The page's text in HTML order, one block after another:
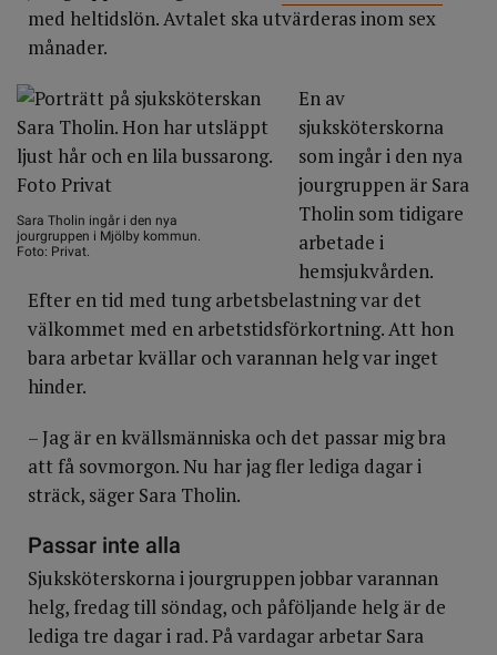
med heltidslön. Avtalet ska utvärderas inom sex
månader.
Sara Tholin ingår i den nya
jourgruppen i Mjölby kommun.
Foto: Privat.
En av
sjuksköterskorna
som ingår i den nya
jourgruppen är Sara
Tholin som tidigare
arbetade i
hemsjukvården.
Efter en tid med tung arbetsbelastning var det
välkommet med en arbetstidsförkortning. Att hon
bara arbetar kvällar och varannan helg var inget
hinder.
– Jag är en kvällsmänniska och det passar mig bra
att få sovmorgon. Nu har jag fler lediga dagar i
sträck, säger Sara Tholin.
Passar inte alla
Sjuksköterskorna i jourgruppen jobbar varannan
helg, fredag till söndag, och påföljande helg är de
lediga tre dagar i rad. På vardagar arbetar Sara